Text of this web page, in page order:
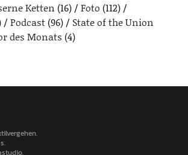
Ketten (16) Foto (112)
Podcast(96)
State of the Union
des Monats (4)